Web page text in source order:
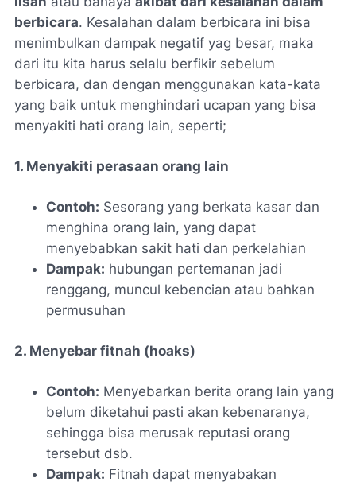
berbicara. Kesalahan dalam berbicara ini bisa
menimbulkan dampak negatif yag besar, maka
dari itu kita harus selalu berfikir sebelum
berbicara, dan dengan menggunakan kata-kata
yang baik untuk menghindari ucapan yang bisa
menyakiti hati orang lain, seperti;
1. Menyakiti perasaan orang lain
Contoh: Sesorang yang berkata kasar dan
menghina orang lain, yang dapat
menyebabkan sakit hati dan perkelahian
Dampak: hubungan pertemanan jadi
renggang, muncul kebencian atau bahkan
permusuhan
2. Menyebar fitnah (hoaks)
Contoh: Menyebarkan berita orang lain yang
belum diketahui pasti akan kebenaranya,
sehingga bisa merusak reputasi orang
tersebut dsb.
Dampak: Fitnah dapat menyabakan